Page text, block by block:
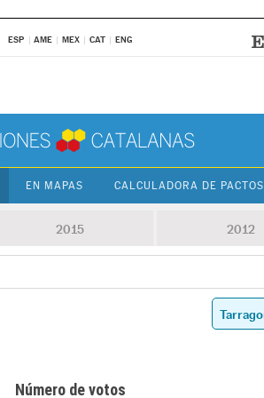
ESP AME MEX CAT ENG
EN MAPAS CALCULADORA DE PACTOS
2015 2012
Número de votos